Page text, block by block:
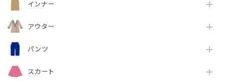
インナー
アウター
パンツ
スカート